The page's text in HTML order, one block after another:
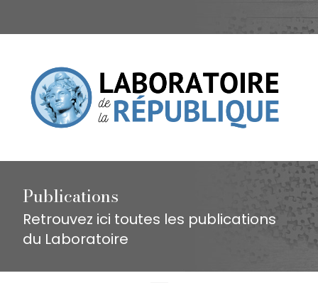
Publications
Retrouvez ici toutes les publications
du Laboratoire